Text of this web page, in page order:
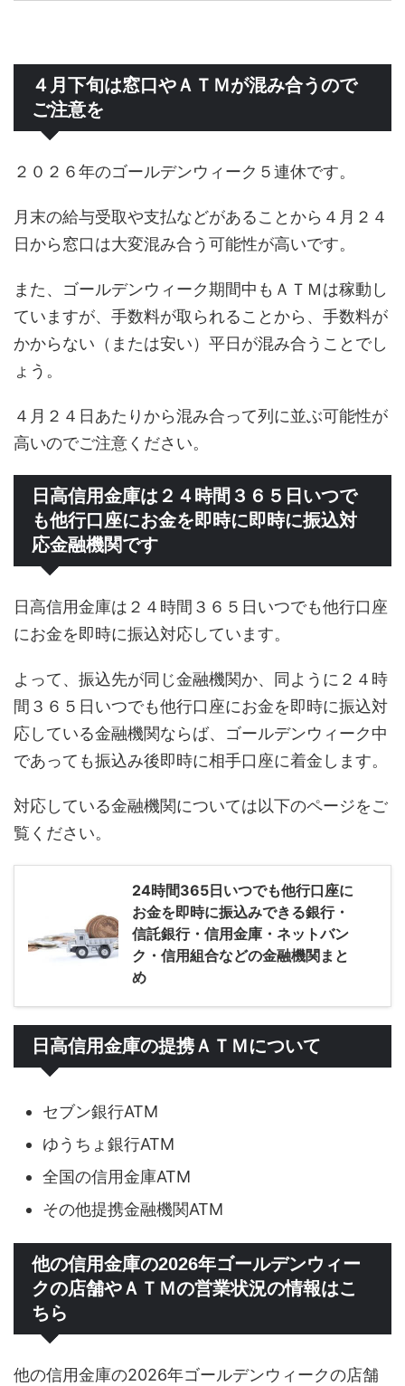
４月下旬は窓口やＡＴＭが混み合うので
ご注意を
２０２６年のゴールデンウィーク５連休です。
月末の給与受取や支払などがあることから４月２４
日から窓口は大変混み合う可能性が高いです。
また、ゴールデンウィーク期間中もＡＴＭは稼動し
ていますが、手数料が取られることから、手数料が
かからない（または安い）平日が混み合うことでし
ょう。
４月２４日あたりから混み合って列に並ぶ可能性が
高いのでご注意ください。
日高信用金庫は２４時間３６５日いつで
も他行口座にお金を即時に即時に振込対
応金融機関です
日高信用金庫は２４時間３６５日いつでも他行口座
にお金を即時に振込対応しています。
よって、振込先が同じ金融機関か、同ように２４時
間３６５日いつでも他行口座にお金を即時に振込対
応している金融機関ならば、ゴールデンウィーク中
であっても振込み後即時に相手口座に着金します。
対応している金融機関については以下のページをご
覧ください。
24時間365日いつでも他行口座に
お金を即時に振込みできる銀行・
信託銀行・信用金庫・ネットバン
ク・信用組合などの金融機関まと
め
日高信用金庫の提携ＡＴＭについて
セブン銀行ATM
ゆうちょ銀行ATM
全国の信用金庫ATM
その他提携金融機関ATM
他の信用金庫の2026年ゴールデンウィー
クの店舗やＡＴＭの営業状況の情報はこ
ちら
他の信用金庫の2026年ゴールデンウィークの店舗